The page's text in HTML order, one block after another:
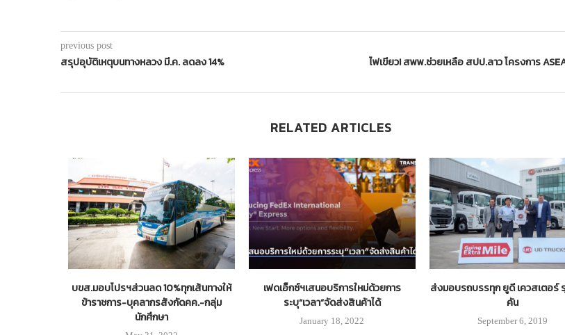
previous post
สรุปอุบัติเหตุบนทางหลวง มี.ค. ลดลง 14%
ไฟเขียว! สพพ.ช่วยเหลือ สปป.ลาว โครงการ
RELATED ARTICLES
บขส.มอบโปรฯส่วนลด 10%ทุกเส้นทางให้
ข้าราชการ-บุคลากรสังกัดคค.-กลุ่ม
นักศึกษา
เฟดเอ็กซ์ฯเสนอบริการใหม่ด้วยการ
ระบุ“เวลา”จัดส่งสินค้าได้
January 18, 2022
ส่งมอบรถบรรทุก ยูดี เควสเตอร์
คัน
September 6, 2019